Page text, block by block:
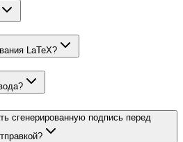
LaTeX?
сгенерированную подпись перед